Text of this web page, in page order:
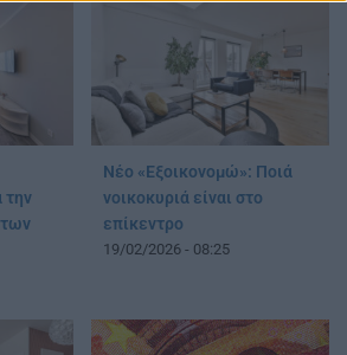
την
Νέο «Εξοικονομώ»: Ποιά
νοικοκυριά είναι στο
επίκεντρο
19/02/2026 - 08:25